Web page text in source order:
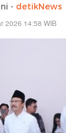
- detikNews
2026 14:58 WIB